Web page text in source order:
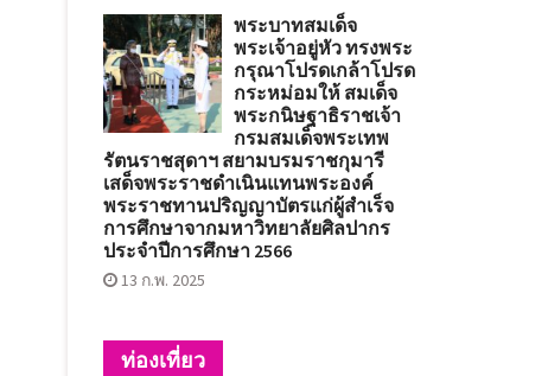
พระบาทสมเด็จ
พระเจ้าอยู่หัว ทรงพระ
กรุณาโปรดเกล้าโปรด
กระหม่อมให้ สมเด็จ
พระกนิษฐาธิราชเจ้า
กรมสมเด็จพระเทพ
รัตนราชสุดาฯ สยามบรมราชกุมารี
เสด็จพระราชดำเนินแทนพระองค์
พระราชทานปริญญาบัตรแก่ผู้สำเร็จ
การศึกษาจากมหาวิทยาลัยศิลปากร
ประจำปีการศึกษา 2566
13 ก.พ. 2025
ท่องเที่ยว